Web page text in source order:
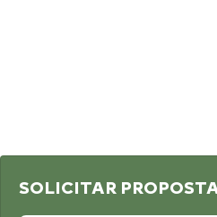
SOLICITAR